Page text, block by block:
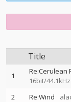
Title
1 Re:Cerulean
16bit/44.1kHz
2 Re:Wind